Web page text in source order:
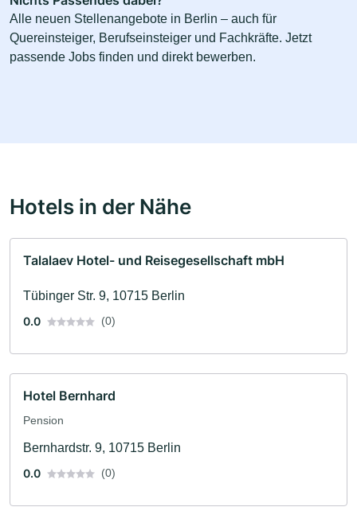
Alle neuen Stellenangebote in Berlin – auch für
Quereinsteiger, Berufseinsteiger und Fachkräfte. Jetzt
passende Jobs finden und direkt bewerben.
Hotels in der Nähe
Talalaev Hotel- und Reisegesellschaft mbH
Tübinger Str. 9, 10715 Berlin
0.0
(0)
Hotel Bernhard
Pension
Bernhardstr. 9, 10715 Berlin
0.0
(0)